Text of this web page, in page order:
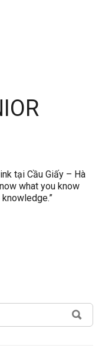
tại Cầu Giấy – Hà
what you know
true knowledge.”